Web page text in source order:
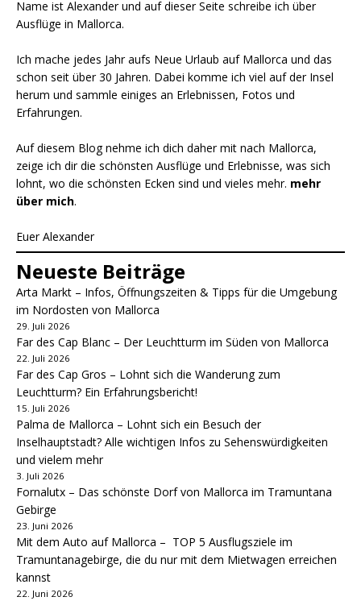
Name ist Alexander und auf dieser Seite schreibe ich über
Ausflüge in Mallorca.
Ich mache jedes Jahr aufs Neue Urlaub auf Mallorca und das
schon seit über 30 Jahren. Dabei komme ich viel auf der Insel
herum und sammle einiges an Erlebnissen, Fotos und
Erfahrungen.
Auf diesem Blog nehme ich dich daher mit nach Mallorca,
zeige ich dir die schönsten Ausflüge und Erlebnisse, was sich
lohnt, wo die schönsten Ecken sind und vieles mehr. mehr
über mich.
Euer Alexander
Neueste Beiträge
Arta Markt – Infos, Öffnungszeiten & Tipps für die Umgebung
im Nordosten von Mallorca
29. Juli 2026
Far des Cap Blanc – Der Leuchtturm im Süden von Mallorca
22. Juli 2026
Far des Cap Gros – Lohnt sich die Wanderung zum
Leuchtturm? Ein Erfahrungsbericht!
15. Juli 2026
Palma de Mallorca – Lohnt sich ein Besuch der
Inselhauptstadt? Alle wichtigen Infos zu Sehenswürdigkeiten
und vielem mehr
3. Juli 2026
Fornalutx – Das schönste Dorf von Mallorca im Tramuntana
Gebirge
23. Juni 2026
Mit dem Auto auf Mallorca – TOP 5 Ausflugsziele im
Tramuntanagebirge, die du nur mit dem Mietwagen erreichen
kannst
22. Juni 2026